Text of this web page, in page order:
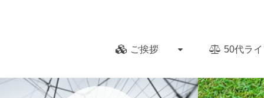
ご挨拶 50代ラ